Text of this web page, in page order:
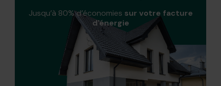
Jusqu’à 80% d’économies sur votre facture
d'énergie